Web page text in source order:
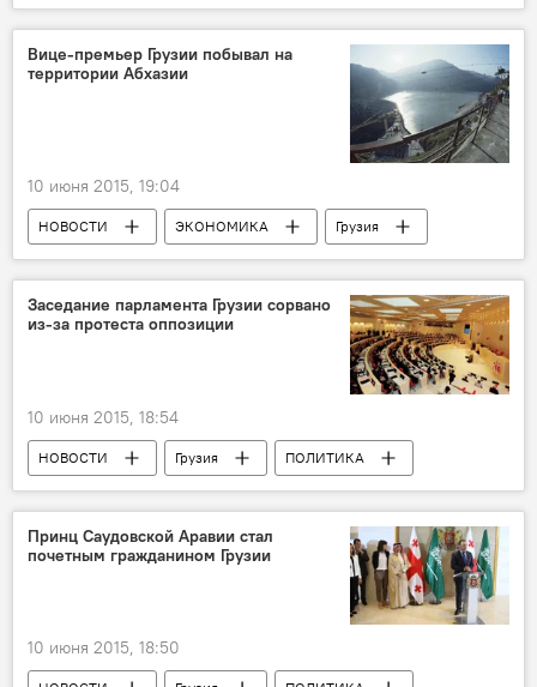
ПРОИСШЕСТВИЯ
Вице-премьер Грузии побывал на
территории Абхазии
10 июня 2015, 19:04
НОВОСТИ ЭКОНОМИКА Грузия
Заседание парламента Грузии сорвано
из-за протеста оппозиции
10 июня 2015, 18:54
НОВОСТИ Грузия ПОЛИТИКА
Принц Саудовской Аравии стал
почетным гражданином Грузии
10 июня 2015, 18:50